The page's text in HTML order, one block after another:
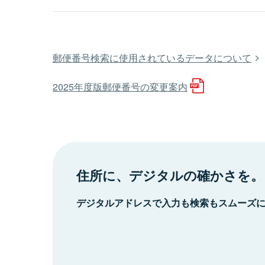
郵便番号検索に使用されているデータについて
2025年度版郵便番号の変更案内
住所に、デジタルの確かさを。
デジタルアドレスで入力も検索もスムーズ